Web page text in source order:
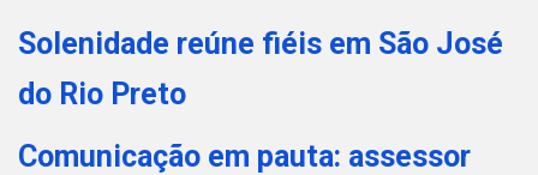
Solenidade reúne fiéis em São José
do Rio Preto
Comunicação em pauta: assessor